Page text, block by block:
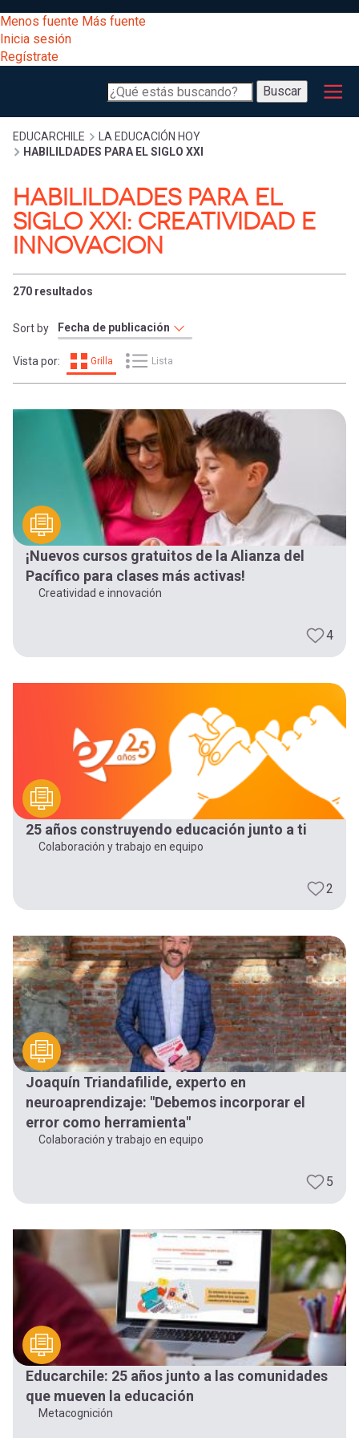
al
contenido
principal
[Educarchile
Escritorio]
Menú
entrar
a
mi
cuenta
Menos fuente Más fuente
Inicia sesión
Regístrate
Buscar
Buscar
Menú
principal
Desarrollo
Expand
Gestión
Expand
Comunidad
Expand
Exploración
Expand
[Educarchile
Mobile]
Menú
entrar
mi
cuenta
sesión
Regístrate
Sobrescribir
enlaces
de
ayuda
a
la
navegación
EDUCARCHILE
LA EDUCACIÓN HOY
HABILILDADES PARA EL SIGLO XXI
HABILILDADES PARA EL
SIGLO XXI: CREATIVIDAD E
INNOVACION
270 resultados
Sort by
Vista por: Grilla Lista
¡Nuevos cursos gratuitos de la Alianza del
Pacífico para clases más activas!
Creatividad e innovación
4
25 años construyendo educación junto a ti
Colaboración y trabajo en equipo
2
Joaquín Triandafilide, experto en
neuroaprendizaje: "Debemos incorporar el
error como herramienta"
Colaboración y trabajo en equipo
5
Educarchile: 25 años junto a las comunidades
que mueven la educación
Metacognición
registrarte.